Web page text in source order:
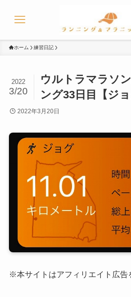
ホーム 練習日記
ウルトラマラソ
ング33日目【ジョ
2022
3/20
2022年3月20日
※本サイトはアフィリエイト広告